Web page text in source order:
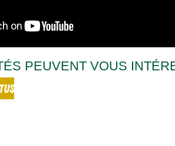
PEUVENT VOUS